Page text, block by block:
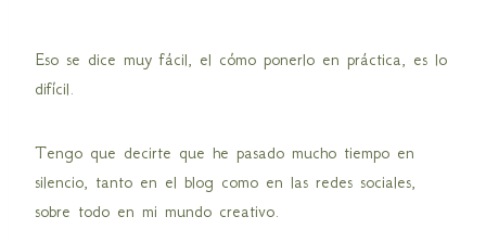
Eso se dice muy fácil, el cómo ponerlo en práctica, es lo
difícil.
Tengo que decirte que he pasado mucho tiempo en
silencio, tanto en el blog como en las redes sociales,
sobre todo en mi mundo creativo.